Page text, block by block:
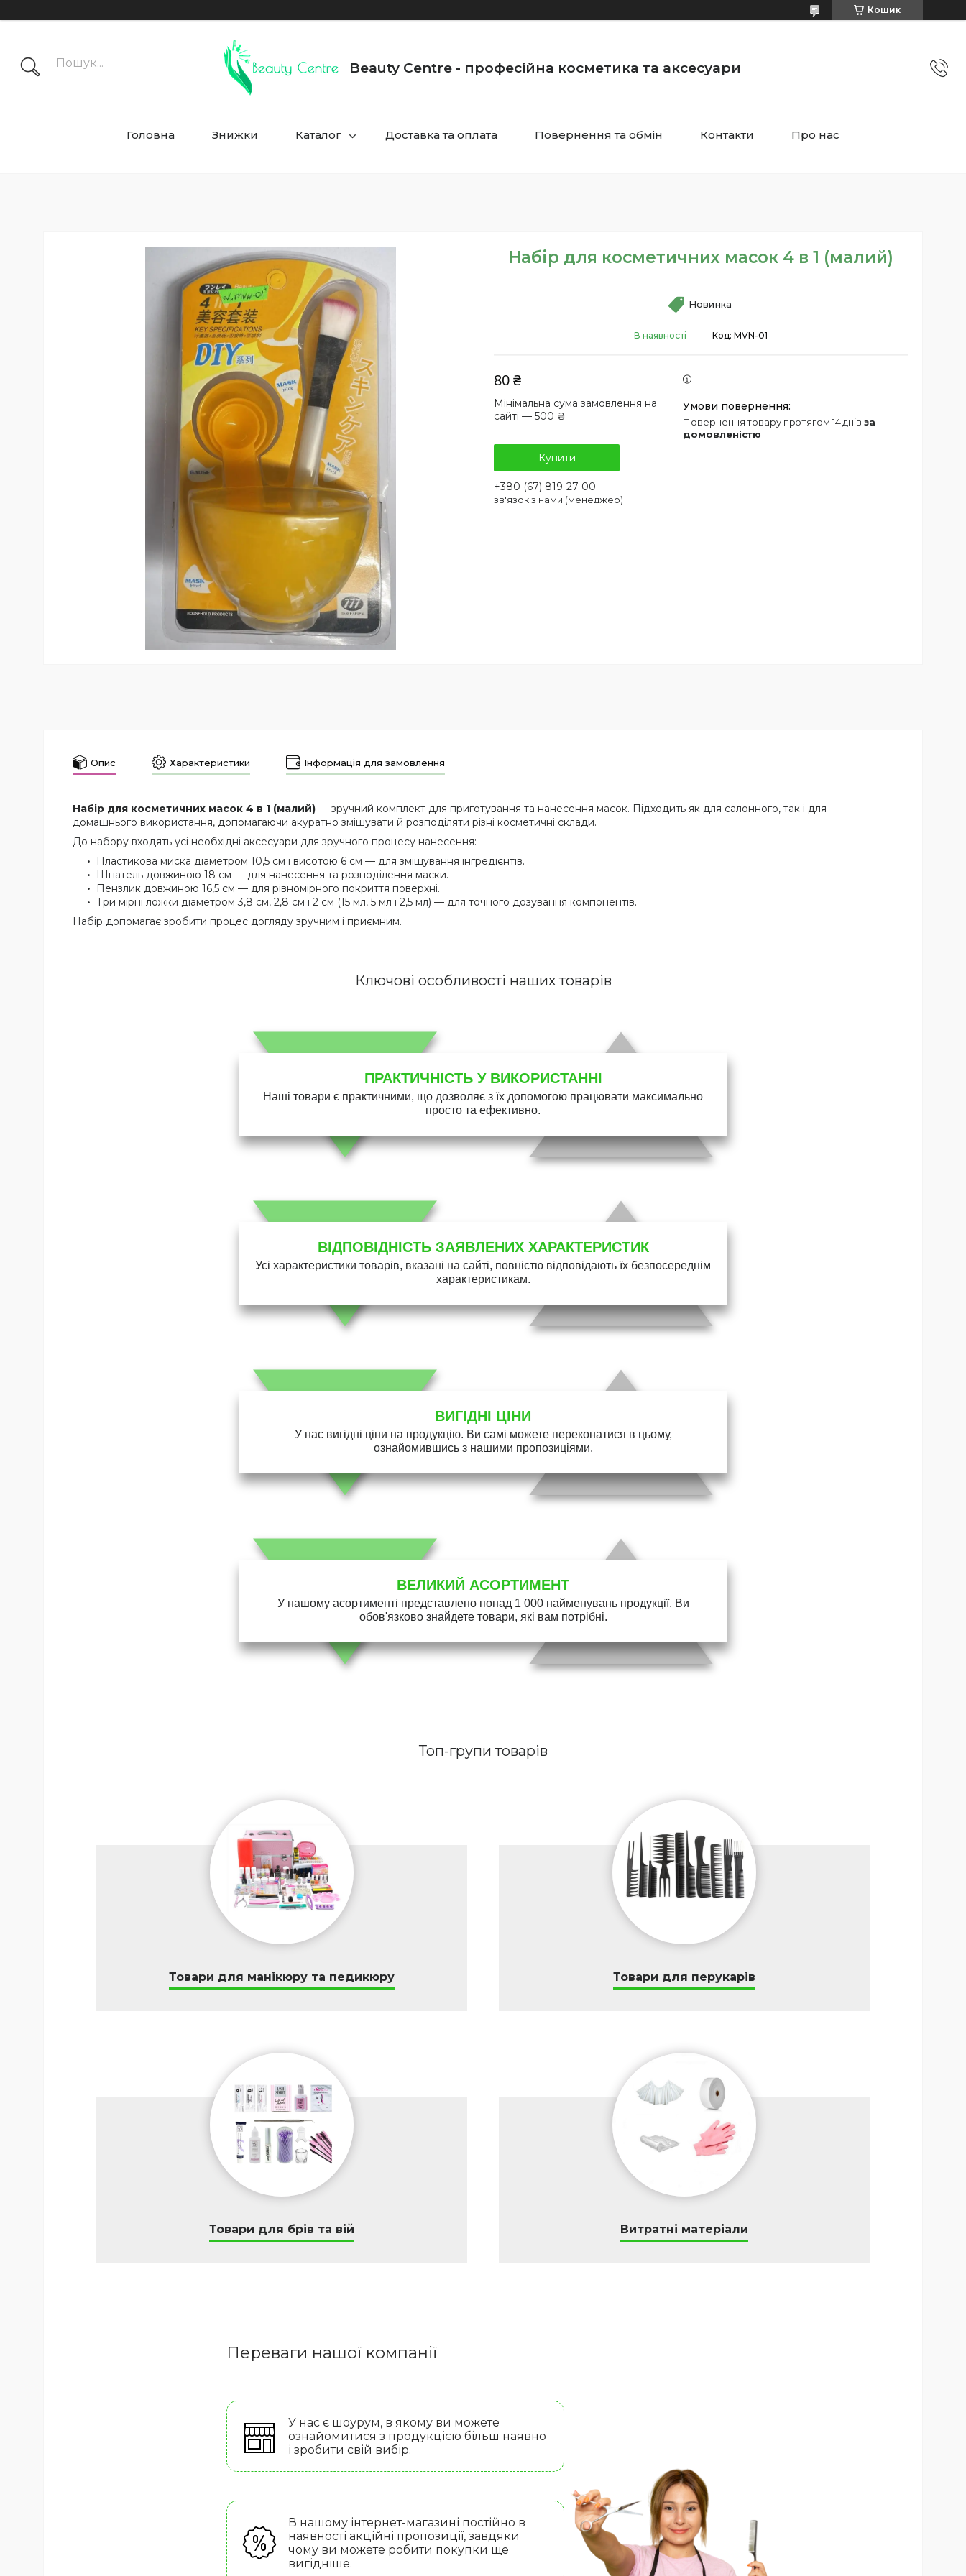
Кошик
Beauty Centre - професійна косметика та аксесуари
Головна Знижки Каталог Доставка та оплата Повернення та обмін Контакти Про нас
Набір для косметичних масок 4 в 1 (малий)
Новинка
В наявності Код: MVN-01
80 ₴
Мінімальна сума замовлення на
сайті — 500 ₴
Купити
+380 (67) 819-27-00
зв'язок з нами (менеджер)
повернення товару протягом 14 днів за
домовленістю
Опис Характеристики Інформація для замовлення
Набір для косметичних масок 4 в 1 (малий) — зручний комплект для приготування та нанесення масок. Підходить як для салонного, так і для
домашнього використання, допомагаючи акуратно змішувати й розподіляти різні косметичні склади.
До набору входять усі необхідні аксесуари для зручного процесу нанесення:
Пластикова миска діаметром 10,5 см і висотою 6 см — для змішування інгредієнтів.
Шпатель довжиною 18 см — для нанесення та розподілення маски.
Пензлик довжиною 16,5 см — для рівномірного покриття поверхні.
Три мірні ложки діаметром 3,8 см, 2,8 см і 2 см (15 мл, 5 мл і 2,5 мл) — для точного дозування компонентів.
Набір допомагає зробити процес догляду зручним і приємним.
Ключові особливості наших товарів
ПРАКТИЧНІСТЬ У ВИКОРИСТАННІ
Наші товари є практичними, що дозволяє з їх допомогою працювати максимально
просто та ефективно.
ВІДПОВІДНІСТЬ ЗАЯВЛЕНИХ ХАРАКТЕРИСТИК
Усі характеристики товарів, вказані на сайті, повністю відповідають їх безпосереднім
характеристикам.
ВИГІДНІ ЦІНИ
У нас вигідні ціни на продукцію. Ви самі можете переконатися в цьому,
ознайомившись з нашими пропозиціями.
ВЕЛИКИЙ АСОРТИМЕНТ
У нашому асортименті представлено понад 1 000 найменувань продукції. Ви
обов'язково знайдете товари, які вам потрібні.
Топ-групи товарів
Товари для манікюру та педикюру Товари для перукарів
Товари для брів та вій Витратні матеріали
Переваги нашої компанії
У нас є шоурум, в якому ви можете
ознайомитися з продукцією більш наявно
і зробити свій вибір.
В нашому інтернет-магазині постійно в
наявності акційні пропозиції, завдяки
чому ви можете робити покупки ще
вигідніше.